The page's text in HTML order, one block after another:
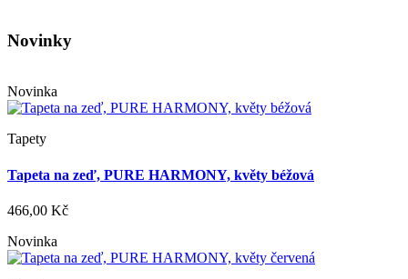
Novinky
Novinka
Tapety
Tapeta na zeď, PURE HARMONY, květy béžová
466,00 Kč
Novinka